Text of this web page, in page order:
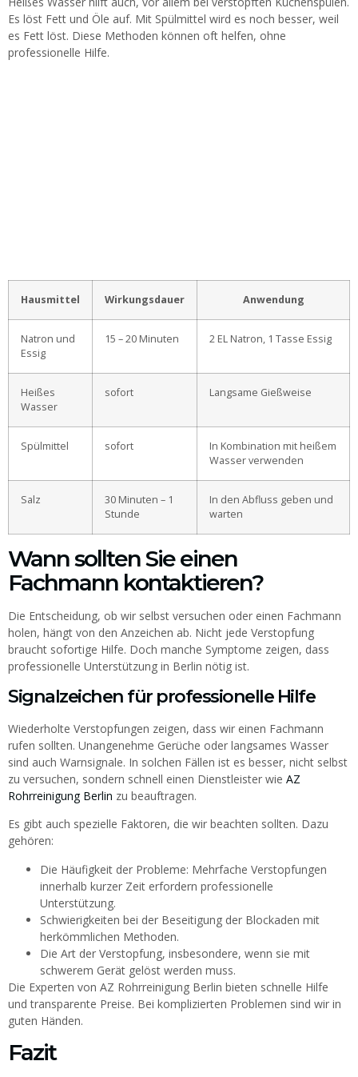
Es löst Fett und Öle auf. Mit Spülmittel wird es noch besser, weil
es Fett löst. Diese Methoden können oft helfen, ohne
professionelle Hilfe.
Hausmittel Wirkungsdauer Anwendung
Natron und
Essig
15 – 20 Minuten 2 EL Natron, 1 Tasse Essig
Heißes
Wasser
sofort Langsame Gießweise
Spülmittel sofort
In Kombination mit heißem
Wasser verwenden
Salz
30 Minuten – 1
Stunde
In den Abfluss geben und
warten
Wann sollten Sie einen
Fachmann kontaktieren?
Die Entscheidung, ob wir selbst versuchen oder einen Fachmann
holen, hängt von den Anzeichen ab. Nicht jede Verstopfung
braucht sofortige Hilfe. Doch manche Symptome zeigen, dass
professionelle Unterstützung in Berlin nötig ist.
Signalzeichen für professionelle Hilfe
Wiederholte Verstopfungen zeigen, dass wir einen Fachmann
rufen sollten. Unangenehme Gerüche oder langsames Wasser
sind auch Warnsignale. In solchen Fällen ist es besser, nicht selbst
zu versuchen, sondern schnell einen Dienstleister wie AZ
Rohrreinigung Berlin zu beauftragen.
Es gibt auch spezielle Faktoren, die wir beachten sollten. Dazu
gehören:
Die Häufigkeit der Probleme: Mehrfache Verstopfungen
innerhalb kurzer Zeit erfordern professionelle
Unterstützung.
Schwierigkeiten bei der Beseitigung der Blockaden mit
herkömmlichen Methoden.
Die Art der Verstopfung, insbesondere, wenn sie mit
schwerem Gerät gelöst werden muss.
Die Experten von AZ Rohrreinigung Berlin bieten schnelle Hilfe
und transparente Preise. Bei komplizierten Problemen sind wir in
guten Händen.
Fazit